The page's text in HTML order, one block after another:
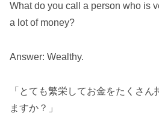
What do you call a person who is
a lot of money?
Answer: Wealthy.
「とても繁栄してお金をたくさ
ますか？」